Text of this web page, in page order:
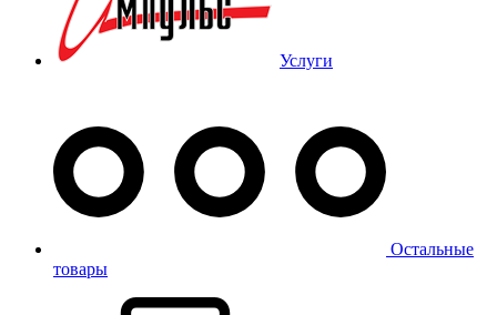
Услуги
Остальные
товары